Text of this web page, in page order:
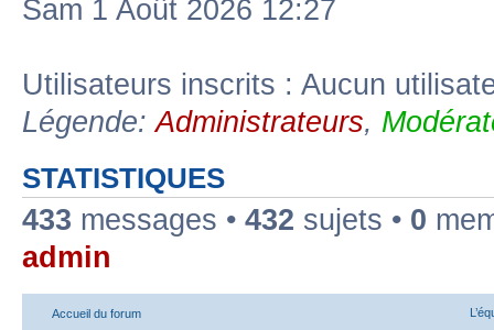
Sam 1 Août 2026 12:27
Utilisateurs inscrits : Aucun
Légende:Administrateurs,
STATISTIQUES
433 messages • 432 sujets • 0
admin
Accueil du forum